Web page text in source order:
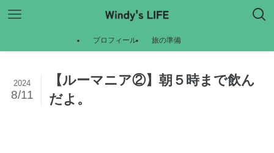
プロフィール 旅の準備
【ルーマニア②】朝５時まで飲ん
だよ。
2024
8/11